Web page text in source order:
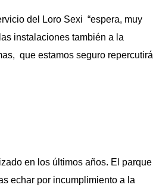
del Loro Sexi “espera, muy
instalaciones también a la
que estamos seguro repercutirá
en los últimos años. El parque
echar por incumplimiento a la